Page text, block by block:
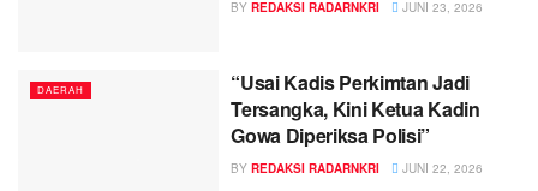
BY REDAKSI RADARNKRI JUNI 23, 2026
DAERAH
“Usai Kadis Perkimtan Jadi
Tersangka, Kini Ketua Kadin
Gowa Diperiksa Polisi”
BY REDAKSI RADARNKRI JUNI 22, 2026